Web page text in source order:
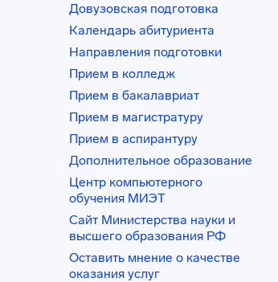
Довузовская подготовка
Календарь абитуриента
Направления подготовки
Прием в колледж
Прием в бакалавриат
Прием в магистратуру
Прием в аспирантуру
Дополнительное образование
Центр компьютерного
обучения МИЭТ
Сайт Министерства науки и
высшего образования РФ
Оставить мнение о качестве
оказания услуг